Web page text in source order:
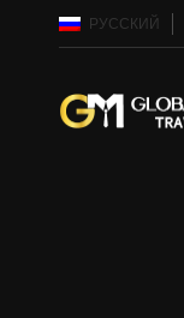
РУССКИЙ